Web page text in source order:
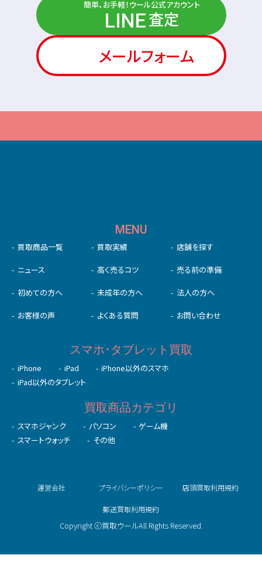
簡単、お手軽！ウール公式アカウント
LINE査定
メールフォーム
MENU
買取商品一覧 買取実績 店舗を探す
ニュース 高く売るコツ 売る前の準備
初めての⽅へ 未成年の⽅へ 法人の方へ
お客様の声 よくある質問 お問い合わせ
スマホ･タブレット買取
iPhone iPad
iPhone以外のスマホ
iPad以外のタブレット
買取商品カテゴリ
スマホジャンク パソコン
ゲーム機
スマートウォッチ
その他
Copyright ⓒ買取ウールAll Rights Reserved.
運営会社 プライバシーポリシー 店頭買取利用規約
郵送買取利用規約